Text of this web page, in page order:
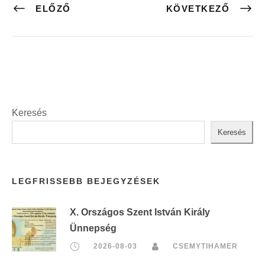
ELŐZŐ KÖVETKEZŐ
Keresés
Keresés
LEGFRISSEBB BEJEGYZÉSEK
X. Országos Szent István Király
Ünnepség
2026-08-03 CSEMYTIHAMER